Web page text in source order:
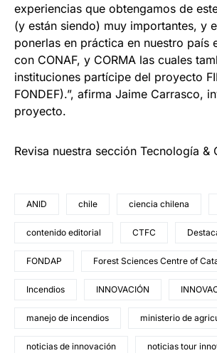
experiencias que obtengamos de
(y están siendo) muy importantes, y
ponerlas en práctica en nuestro país
con CONAF, y CORMA las cuales
instituciones partícipe del proyecto
FONDEF).”, afirma Jaime Carrasco,
proyecto.
Revisa nuestra sección Tecnología &
ANID chile ciencia chilena
contenido editorial CTFC
FONDAP Forest Sciences Centre of
Incendios INNOVACIÓN
manejo de incendios ministerio de
noticias de innovación noticias tour